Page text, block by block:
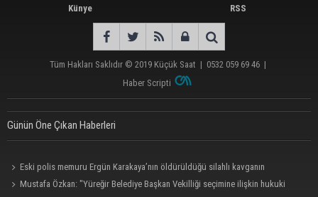
Künye
RSS
Tüm Hakları Saklıdır © 2019 Küçük Saat | 0532 059 69 46 |
Haber Scripti
Günün Öne Çıkan Haberleri
Eski polis memuru Ergün Karakaya’nın öldürüldüğü silahlı kavganın
görüntüleri ortaya çıktı
Mustafa Özkan: "Yüreğir Belediye Başkan Vekilliği seçimine ilişkin hukuki